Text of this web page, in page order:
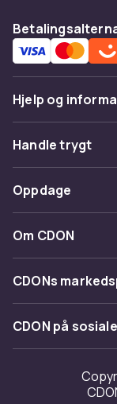
Hjelp og
Vanlige spørsmål
Spor pakke
Angre & returner
Kontakt oss
Handle trygt
Betaling
Levering
Tilbakekallinger
Oppdage
Kategorier
Varemerker
Om CDON
Om oss
Jobbe på CDON
Investor
CDONs
Merchant Help
CDON på